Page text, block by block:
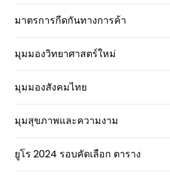
มาตรการกีดกันทางการค้า
มุมมองวิทยาศาสตร์ใหม่
มุมมองสังคมไทย
มุมสุขภาพและความงาม
ยูโร 2024 รอบคัดเลือก ตาราง